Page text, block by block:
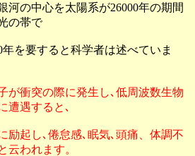
河の中心を太陽系が26000年の期間
の帯で
を要すると科学者は述べていま
が衝突の際に発生し､低周波数生物
遭遇すると､
励起し､倦怠感､眠気､頭痛、体調不
云われます。